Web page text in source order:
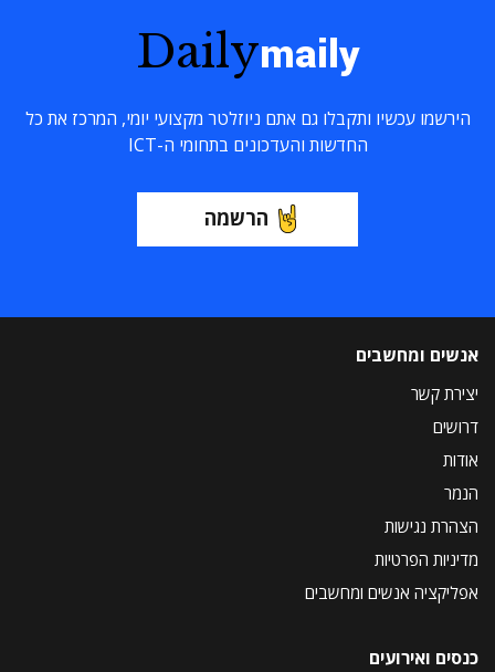
Dailymaily
הירשמו עכשיו ותקבלו גם אתם ניוזלטר מקצועי יומי, המרכז את כל
החדשות והעדכונים בתחומי ה-ICT
הרשמה
אנשים ומחשבים
יצירת קשר
דרושים
אודות
הנמר
הצהרת נגישות
מדיניות הפרטיות
אפליקציה אנשים ומחשבים
כנסים ואירועים